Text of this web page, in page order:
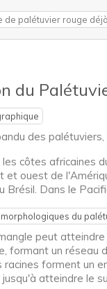
de palétuvier rouge
du
des
côtes africaines
et ouest de
Brésil. Dans le
du
peut
formant un réseau
racines forment un
atteindre le